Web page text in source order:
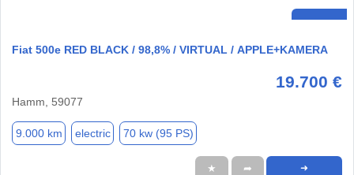
Fiat 500e RED BLACK / 98,8% / VIRTUAL / APPLE+KAMERA
19.700 €
Hamm, 59077
9.000 km electric 70 kw (95 PS)
★ ➦ ➜